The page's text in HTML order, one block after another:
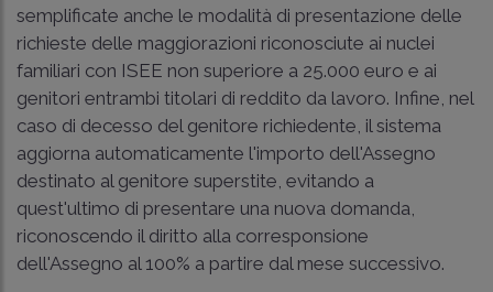
semplificate anche le modalità di presentazione delle
richieste delle maggiorazioni riconosciute ai nuclei
familiari con ISEE non superiore a 25.000 euro e ai
genitori entrambi titolari di reddito da lavoro. Infine, nel
caso di decesso del genitore richiedente, il sistema
aggiorna automaticamente l'importo dell'Assegno
destinato al genitore superstite, evitando a
quest'ultimo di presentare una nuova domanda,
riconoscendo il diritto alla corresponsione
dell'Assegno al 100% a partire dal mese successivo.